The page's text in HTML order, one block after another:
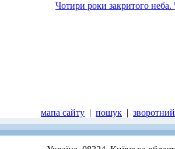
Чотири роки закритого
мапа сайту | пошук |